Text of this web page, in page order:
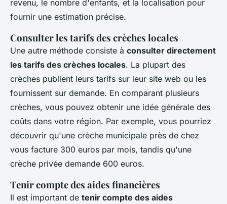
revenu, le nombre d'enfants, et la localisation pour
fournir une estimation précise.
Consulter les tarifs des crèches locales
Une autre méthode consiste à consulter directement
les tarifs des crèches locales. La plupart des
crèches publient leurs tarifs sur leur site web ou les
fournissent sur demande. En comparant plusieurs
crèches, vous pouvez obtenir une idée générale des
coûts dans votre région. Par exemple, vous pourriez
découvrir qu'une crèche municipale près de chez
vous facture 300 euros par mois, tandis qu'une
crèche privée demande 600 euros.
Tenir compte des aides financières
Il est important de tenir compte des aides